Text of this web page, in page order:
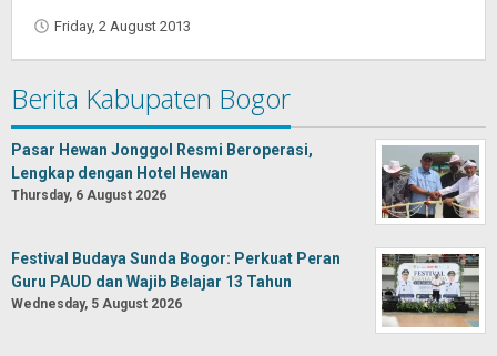
Friday, 2 August 2013
Berita Kabupaten Bogor
Pasar Hewan Jonggol Resmi Beroperasi,
Lengkap dengan Hotel Hewan
Thursday, 6 August 2026
Festival Budaya Sunda Bogor: Perkuat Peran
Guru PAUD dan Wajib Belajar 13 Tahun
Wednesday, 5 August 2026